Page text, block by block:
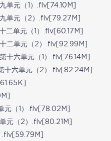
单元（1）.flv[74.10M]
单元（2）.flv[79.27M]
二单元（1）.flv[60.17M]
二单元（2）.flv[92.99M]
十六单元（1）.flv[76.14M]
十六单元（2）.flv[82.24M]
元（1）.flv[78.02M]
元（2）.flv[80.21M]
.flv[59.79M]